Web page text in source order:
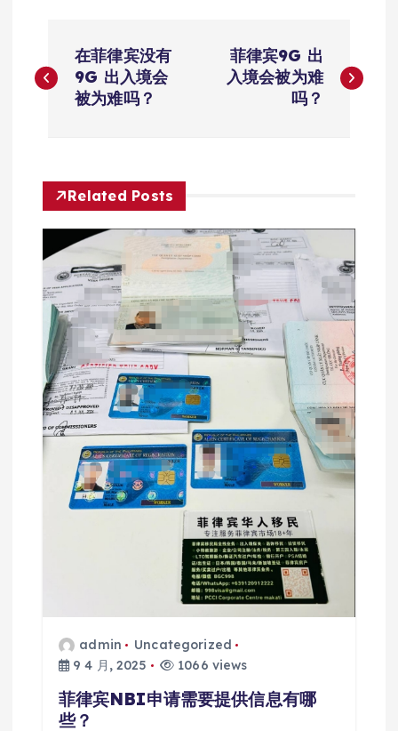
章
航
在菲律宾没有
9G 出入境会
被为难吗？
菲律宾9G 出
入境会被为难
吗？
Related Posts
admin
Uncategorized
9 4 月, 2025
1066 views
菲律宾NBI申请需要提供信息有哪
些？